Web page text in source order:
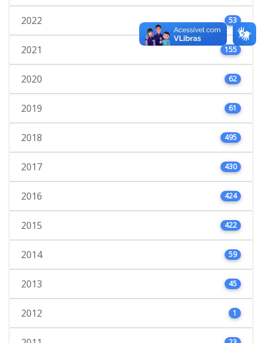
2022 53
2021 155
2020 62
2019 61
2018 495
2017 430
2016 424
2015 422
2014 59
2013 45
2012 1